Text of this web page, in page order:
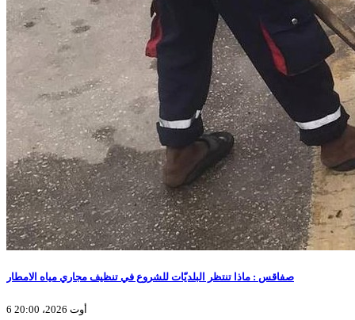
صفاقس : ماذا تنتظر البلديّات للشروع في تنظيف مجاري مياه الامطار
6 أوت 2026، 20:00